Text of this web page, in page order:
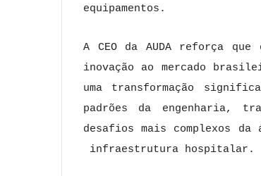
equipamentos.
A CEO da AUDA reforça
inovação ao mercado
uma transformação
padrões da engenharia,
desafios mais complexos
infraestrutura hospitalar.